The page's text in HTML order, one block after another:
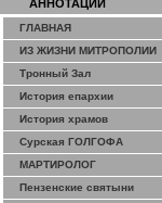
АННОТАЦИИ
ГЛАВНАЯ
ИЗ ЖИЗНИ МИТРОПОЛИИ
Тронный Зал
История епархии
История храмов
Сурская ГОЛГОФА
МАРТИРОЛОГ
Пензенские святыни